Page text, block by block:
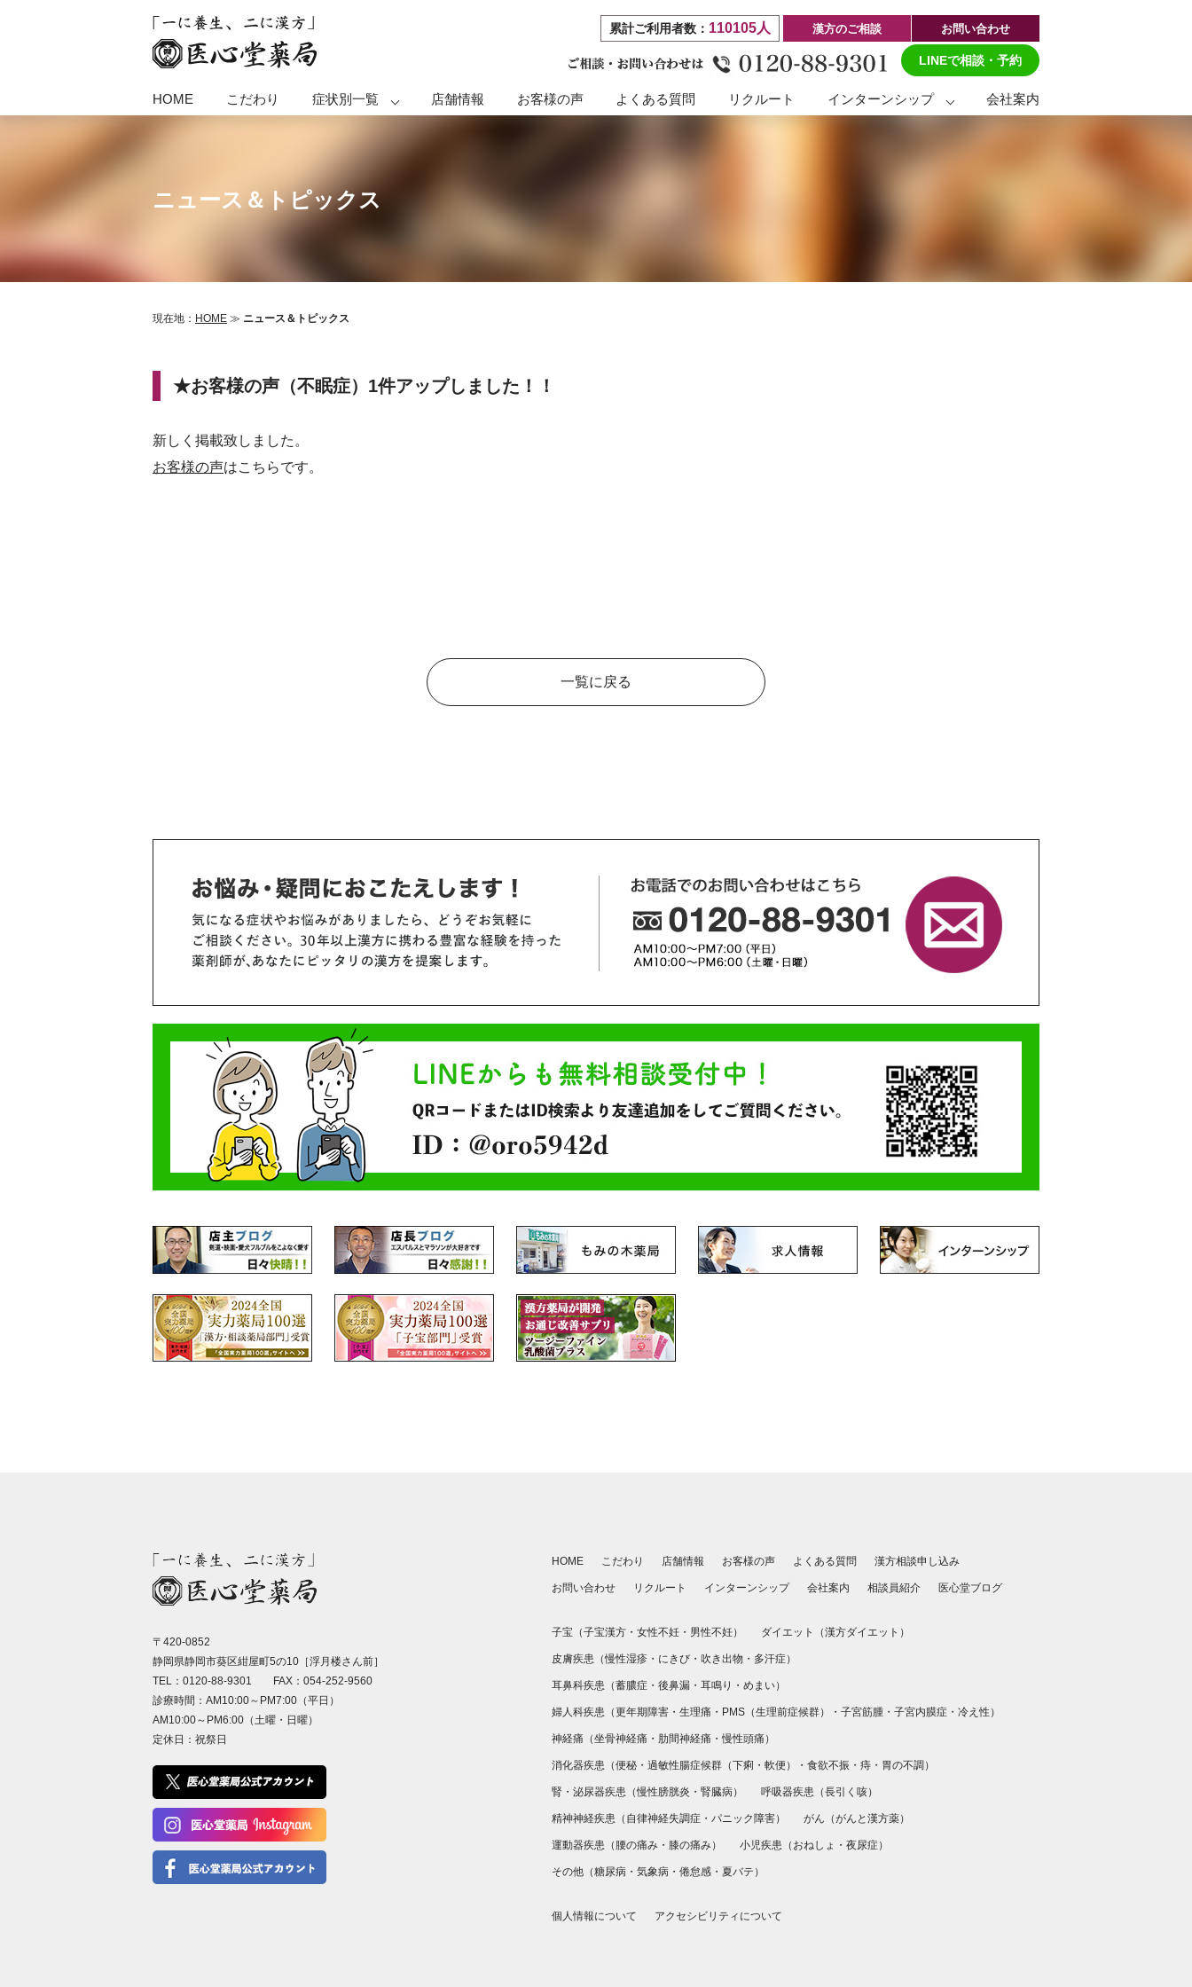
お問い合わせ
漢方のご相談
累計ご利用者数： 110105人
LINEで相談・予約
HOME こだわり 症状別一覧 店舗情報 お客様の声 よくある質問 リクルート インターンシップ 会社案内
現在地： HOME ≫ ニュース＆トピックス
ニュース＆トピックス
★お客様の声（不眠症）1件アップしました！！
新しく掲載致しました。
お客様の声はこちらです。
一覧に戻る
〒420-0852
静岡県静岡市葵区紺屋町5の10［浮月楼さん前］
TEL：0120-88-9301 FAX：054-252-9560
診療時間：AM10:00～PM7:00（平日）
AM10:00～PM6:00（土曜・日曜）
定休日：祝祭日
HOME こだわり 店舗情報 お客様の声 よくある質問 漢方相談申し込み
お問い合わせ リクルート インターンシップ 会社案内 相談員紹介 医心堂ブログ
子宝（子宝漢方 ・ 女性不妊 ・ 男性不妊） ダイエット（漢方ダイエット ）
皮膚疾患（慢性湿疹 ・ にきび・吹き出物 ・ 多汗症）
耳鼻科疾患（蓄膿症 ・ 後鼻漏 ・ 耳鳴り ・ めまい）
婦人科疾患（更年期障害 ・ 生理痛 ・ PMS（生理前症候群） ・ 子宮筋腫 ・ 子宮内膜症 ・ 冷え性 ）
神経痛（坐骨神経痛 ・ 肋間神経痛 ・慢性頭痛 ）
消化器疾患（便秘 ・ 過敏性腸症候群（下痢・軟便） ・ 食欲不振 ・ 痔 ・ 胃の不調 ）
腎・泌尿器疾患（慢性膀胱炎 ・ 腎臓病） 呼吸器疾患（長引く咳）
精神神経疾患（ 自律神経失調症 ・ パニック障害） がん（がんと漢方薬）
運動器疾患（ 腰の痛み ・ 膝の痛み） 小児疾患（ おねしょ・夜尿症）
その他（糖尿病 ・ 気象病 ・ 倦怠感 ・ 夏バテ ）
個人情報について アクセシビリティについて